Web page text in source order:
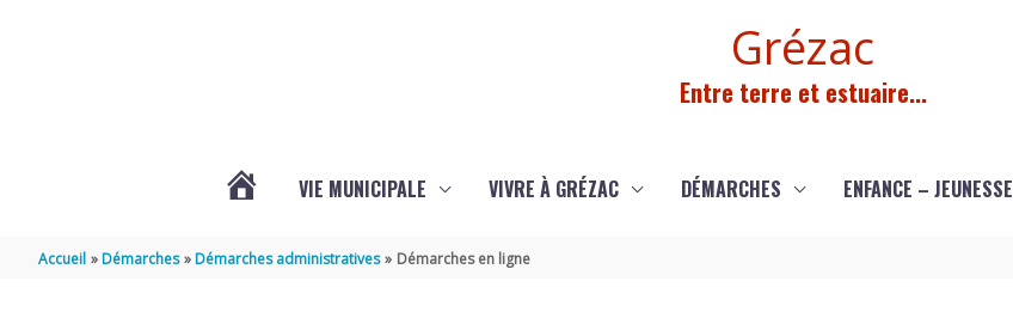
Grézac
Entre terre et estuaire...
VIE MUNICIPALE VIVRE À GRÉZAC DÉMARCHES ENFANCE – JEUNESSE
Accueil Démarches Démarches administratives Démarches en ligne